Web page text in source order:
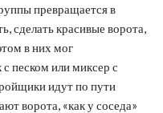
превращается в
сделать красивые ворота,
в них мог
с песком или миксер с
идут по пути
ворота, «как у соседа»